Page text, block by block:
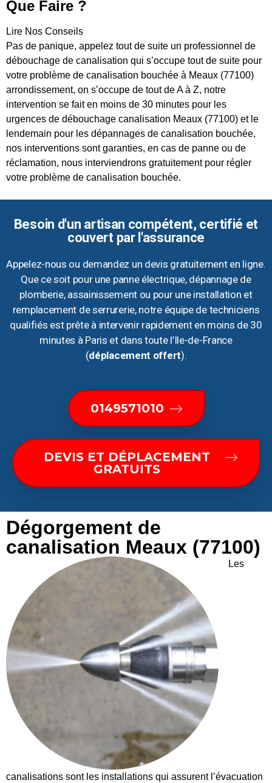
Que Faire ?
Lire Nos Conseils
Pas de panique, appelez tout de suite un professionnel de
débouchage de canalisation qui s’occupe tout de suite pour
votre problème de canalisation bouchée à Meaux (77100)
arrondissement, on s’occupe de tout de A à Z, notre
intervention se fait en moins de 30 minutes pour les
urgences de débouchage canalisation Meaux (77100) et le
lendemain pour les dépannages de canalisation bouchée,
nos interventions sont garanties, en cas de panne ou de
réclamation, nous interviendrons gratuitement pour régler
votre problème de canalisation bouchée.
Besoin d'un artisan compétent, certifié et
couvert par l'assurance
Appelez-nous ou demandez un devis gratuitement en ligne.
Que ce soit pour une panne électrique, dépannage de
plomberie, assainissement ou pour une installation et
remplacement de serrurerie, notre équipe de techniciens
qualifiés est prête à intervenir rapidement en moins de 30
minutes à Paris et dans toute l’Ile-de-France
(déplacement offert).
0149571010
DEVIS ET DÉPLACEMENT
GRATUITS
Dégorgement de
canalisation Meaux (77100)
Les
canalisations sont les installations qui assurent l’évacuation